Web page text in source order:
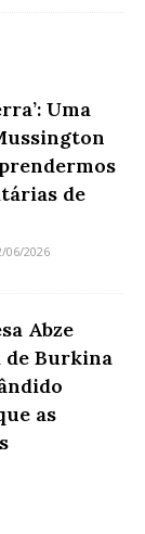
Uma
de
06/2026
Abze
de Burkina
as